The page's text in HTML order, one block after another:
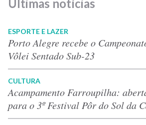
Últimas notícias
ESPORTE E LAZER
Porto Alegre recebe o
Vôlei Sentado Sub-23
CULTURA
Acampamento Farroupilha:
para o 3º Festival Pôr do Sol da